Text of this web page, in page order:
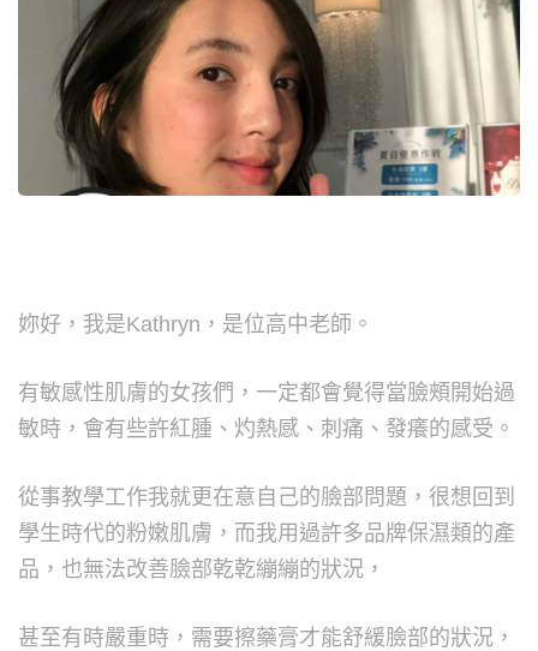
妳好，我是Kathryn，是位高中老師。
有敏感性肌膚的女孩們，一定都會覺得當臉頰開始過
敏時，會有些許紅腫、灼熱感、刺痛、發癢的感受。
從事教學工作我就更在意自己的臉部問題，很想回到
學生時代的粉嫩肌膚，而我用過許多品牌保濕類的產
品，也無法改善臉部乾乾繃繃的狀況，
甚至有時嚴重時，需要擦藥膏才能舒緩臉部的狀況，